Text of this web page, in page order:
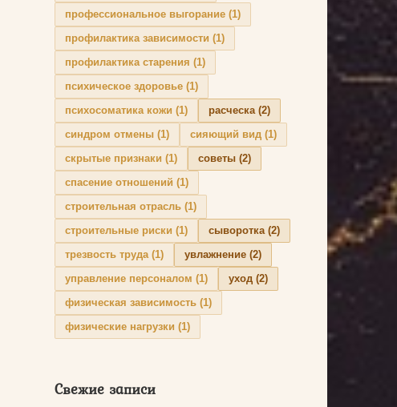
профессиональное выгорание (1)
профилактика зависимости (1)
профилактика старения (1)
психическое здоровье (1)
психосоматика кожи (1) расческа(2)
синдром отмены (1) сияющий вид (1)
скрытые признаки (1) советы (2)
спасение отношений (1)
строительная отрасль (1)
строительные риски (1) сыворотка(2)
трезвость труда(1) увлажнение (2)
управление персоналом (1) уход (2)
физическая зависимость (1)
физические нагрузки (1)
Свежие записи